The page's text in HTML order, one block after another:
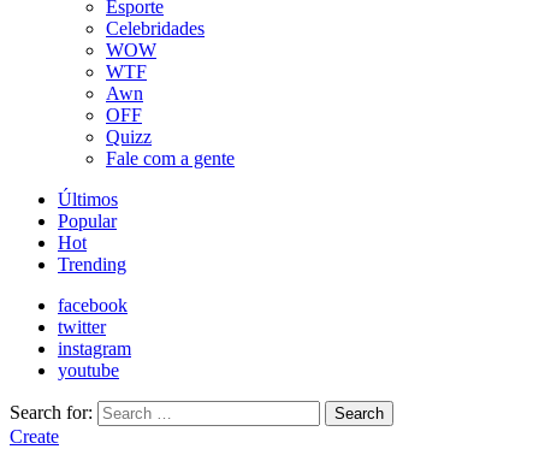
Esporte
Celebridades
WOW
WTF
Awn
OFF
Quizz
Fale com a gente
Últimos
Popular
Hot
Trending
facebook
twitter
instagram
youtube
Search for: Search
Create